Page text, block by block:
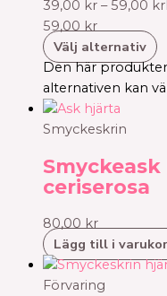
39,00 kr – 59,00 kr
59,00 kr
Välj alternativ
Den här
alternativen kan
Smyckeskrin
ceriserosa
80,00 kr
Lägg till i
Förvaring